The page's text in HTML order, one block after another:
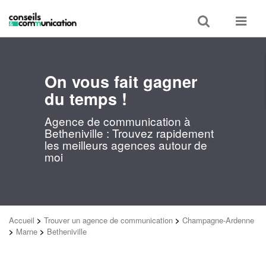
Toggle
search
Toggle
On vous fait gagner
du temps !
Agence de communication à
Betheniville : Trouvez rapidement
les meilleurs agences autour de
moi
Accueil > Trouver un agence de communication > Champagne-Ardenne
> Marne > Betheniville